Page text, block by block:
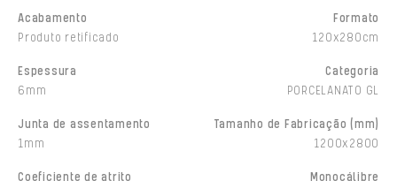
Acabamento
Produto retificado
Formato
120x280cm
Espessura
6mm
Categoria
PORCELANATO GL
Junta de assentamento
1mm
Tamanho de Fabricação (mm)
1200x2800
Coeficiente de atrito
Monocálibre